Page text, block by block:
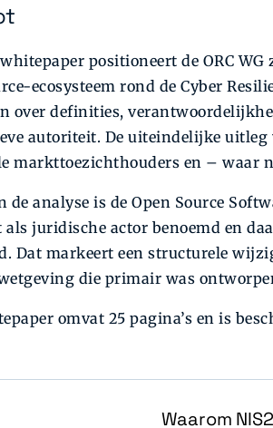
positioneert de ORC
ecosysteem rond de Cyber
over definities,
autoriteit. De uiteindelijke uitleg
markttoezichthouders en – waar
de analyse is de Open Source
juridische actor benoemd en
Dat markeert een structurele
die primair was
omvat 25 pagina’s en is
Waarom